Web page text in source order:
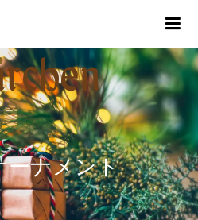
ーナメント